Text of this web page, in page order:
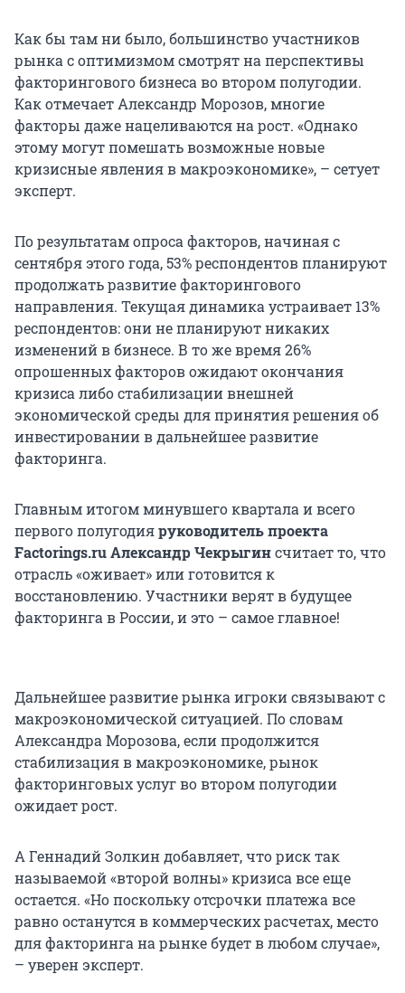
Как бы там ни было, большинство участников
рынка с оптимизмом смотрят на перспективы
факторингового бизнеса во втором полугодии.
Как отмечает Александр Морозов,многие
факторы даже нацеливаются на рост. «Однако
этому могут помешать возможные новые
кризисные явления в макроэкономике», – сетует
эксперт.
По результатам опроса факторов, начиная с
сентября этого года, 53% респондентов планируют
продолжать развитие факторингового
направления. Текущая динамика устраивает 13%
респондентов: они не планируют никаких
изменений в бизнесе. В то же время 26%
опрошенных факторов ожидают окончания
кризиса либо стабилизации внешней
экономической среды для принятия решения об
инвестировании в дальнейшее развитие
факторинга.
Главным итогом минувшего квартала и всего
первого полугодияруководитель проекта
Factorings.ru Александр Чекрыгинсчитает то, что
отрасль «оживает» или готовится к
восстановлению. Участники верят в будущее
факторинга в России, и это – самое главное!
Дальнейшее развитие рынка игроки связывают с
макроэкономической ситуацией. По словам
Александра Морозова, если продолжится
стабилизация в макроэкономике, рынок
факторинговых услуг во втором полугодии
ожидает рост.
А Геннадий Золкин добавляет, что риск так
называемой «второй волны» кризиса все еще
остается. «Но поскольку отсрочки платежа все
равно останутся в коммерческих расчетах, место
для факторинга на рынке будет в любом случае»,
– уверен эксперт.